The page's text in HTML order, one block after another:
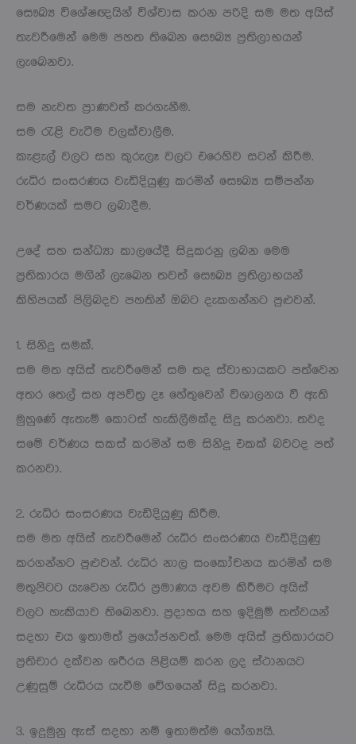
සෞඛ්‍ය විශේෂඥයින් විශ්වාස කරන පරිදි සම මත අයිස්
තැවරීමෙන් මෙම පහත තිඛෙන සෞඛ්‍ය ප්‍රතිලාභයන්
ලැඛෙනවා.
සම නැවත ප්‍රාණවත් කරගැනීම.
සම රැළි වැටීම වලක්වාලීම.
කැළැල් වලට සහ කුරුලෑ වලට එරෙහිව සටන් කිරීම.
රුධිර සංසරණය වැඩිදියුණු කරමින් සෞඛ්‍ය සම්පන්න
වර්ණයක් සමට ලබාදීම.
උදේ සහ සන්ධ්‍යා කාලයේදී සිදුකරනු ලබන මෙම
ප්‍රතිකාරය මගින් ලැඛෙන තවත් සෞඛ්‍ය ප්‍රතිලාභයන්
කිහිපයක් පිලිබදව පහතින් ඔබට දැකගන්නට පුළුවන්.
1. සිනිදු සමක්.
සම මත අයිස් තැවරීමෙන් සම තද ස්වාභායකට පත්වෙන
අතර තෙල් සහ අපවිත්‍ර දෑ හේතුවෙන් විශාලනය වී ඇති
මුහුණේ ඇතැම් කොටස් හැකිලීමක්ද සිදු කරනවා. තවද
සමේ වර්ණය සකස් කරමින් සම සිනිදු එකක් බවටද පත්
කරනවා.
2. රුධිර සංසරණය වැඩිදියුණු කිරීම.
සම මත අයිස් තැවරීමෙන් රුධිර සංසරණය වැඩිදියුණු
කරගන්නට පුළුවන්. රුධිර නාල සංකෝචනය කරමින් සම
මතුපිටට යැවෙන රුධිර ප්‍රමාණය අවම කිරීමට අයිස්
වලට හැකියාව තිඛෙනවා. ප්‍රදාහය සහ ඉදිමුම් තත්වයන්
සදහා එය ඉතාමත් ප්‍රයෝජනවත්. මෙම අයිස් ප්‍රතිකාරයට
ප්‍රතිචාර දක්වන ශරීරය පිළියම් කරන ලද ස්ථානයට
උණුසුම් රුධිරය යැවීම වේගයෙන් සිදු කරනවා.
3. ඉදුමුනු ඇස් සදහා නම් ඉතාමත්ම යෝග්‍යයි.